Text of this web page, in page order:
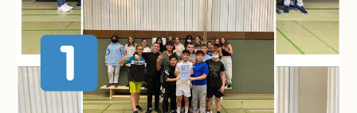
Schulpflegschaft
Förderverein